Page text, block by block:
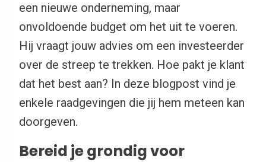
een nieuwe onderneming, maar
onvoldoende budget om het uit te voeren.
Hij vraagt jouw advies om een investeerder
over de streep te trekken. Hoe pakt je klant
dat het best aan? In deze blogpost vind je
enkele raadgevingen die jij hem meteen kan
doorgeven.
Bereid je grondig voor